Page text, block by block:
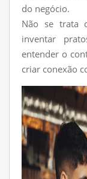
do negócio.
Não se trata
inventar
entender o
criar conexão